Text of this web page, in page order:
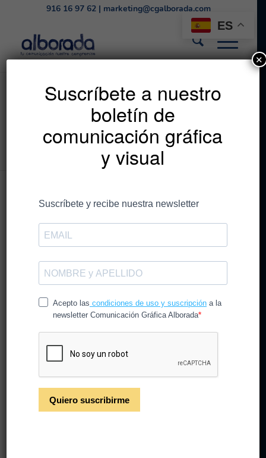
916 16 97 62| marketing@cgalborada.com
Premio Plimsoll 2023
para Comunicación
Gráfica Alborada
ES
Suscríbete a nuestro
boletín de
comunicación gráfica
y visual
✕